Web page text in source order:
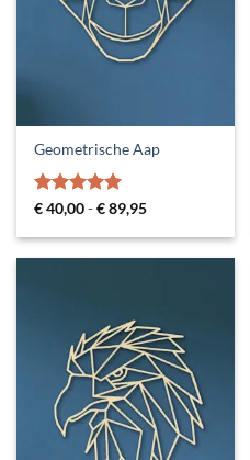
Geometrische Aap
Gewaardeerd
€40,00-€89,95Prijsklasse:
tot